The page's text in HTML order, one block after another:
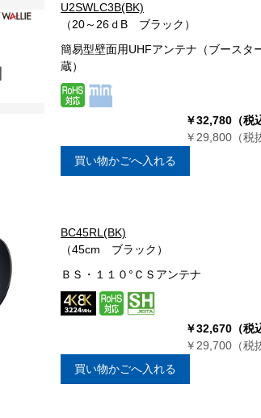
U2SWLC3B(BK)
（20～26ｄB ブラック）
簡易型壁面用UHFアンテナ（ブースタ
蔵）
￥32,780（税
￥29,800（税
買い物かごへ入れる
BC45RL(BK)
（45cm ブラック）
ＢＳ・１１０°ＣＳアンテナ
￥32,670（税
￥29,700（税
買い物かごへ入れる